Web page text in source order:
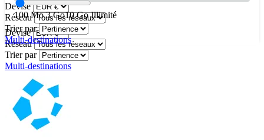
Devise
Réseau
Trier par
Multi-destinations
100 Mo 3 Go10 Go Illimité
Devise
Réseau
Trier par
Multi-destinations